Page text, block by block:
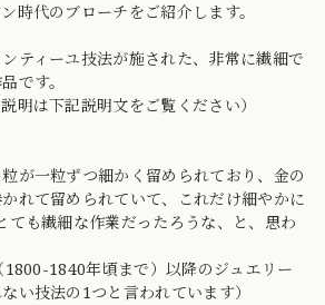
時代のブローチをご紹介します。
ティーユ技法が施された、非常に繊細で
です。
明は下記説明文をご覧ください）
が一粒ずつ細かく留められており、金の
れて留められていて、これだけ細やかに
ても繊細な作業だったろうな、と、思わ
1800-1840年頃まで）以降のジュエリー
い技法の1つと言われています）